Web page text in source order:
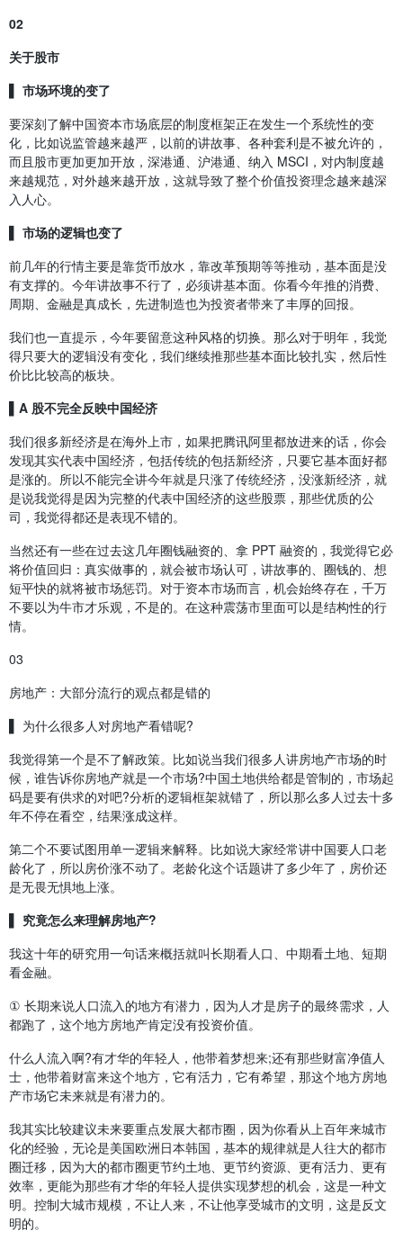
02
关于股市
▌ 市场环境的变了
要深刻了解中国资本市场底层的制度框架正在发生一个系统性的变
化，比如说监管越来越严，以前的讲故事、各种套利是不被允许的，
而且股市更加更加开放，深港通、沪港通、纳入 MSCI，对内制度越
来越规范，对外越来越开放，这就导致了整个价值投资理念越来越深
入人心。
▌ 市场的逻辑也变了
前几年的行情主要是靠货币放水，靠改革预期等等推动，基本面是没
有支撑的。今年讲故事不行了，必须讲基本面。你看今年推的消费、
周期、金融是真成长，先进制造也为投资者带来了丰厚的回报。
我们也一直提示，今年要留意这种风格的切换。那么对于明年，我觉
得只要大的逻辑没有变化，我们继续推那些基本面比较扎实，然后性
价比比较高的板块。
▌A 股不完全反映中国经济
我们很多新经济是在海外上市，如果把腾讯阿里都放进来的话，你会
发现其实代表中国经济，包括传统的包括新经济，只要它基本面好都
是涨的。所以不能完全讲今年就是只涨了传统经济，没涨新经济，就
是说我觉得是因为完整的代表中国经济的这些股票，那些优质的公
司，我觉得都还是表现不错的。
当然还有一些在过去这几年圈钱融资的、拿 PPT 融资的，我觉得它必
将价值回归：真实做事的，就会被市场认可，讲故事的、圈钱的、想
短平快的就将被市场惩罚。对于资本市场而言，机会始终存在，千万
不要以为牛市才乐观，不是的。在这种震荡市里面可以是结构性的行
情。
03
房地产：大部分流行的观点都是错的
▌ 为什么很多人对房地产看错呢?
我觉得第一个是不了解政策。比如说当我们很多人讲房地产市场的时
候，谁告诉你房地产就是一个市场?中国土地供给都是管制的，市场起
码是要有供求的对吧?分析的逻辑框架就错了，所以那么多人过去十多
年不停在看空，结果涨成这样。
第二个不要试图用单一逻辑来解释。比如说大家经常讲中国要人口老
龄化了，所以房价涨不动了。老龄化这个话题讲了多少年了，房价还
是无畏无惧地上涨。
▌ 究竟怎么来理解房地产?
我这十年的研究用一句话来概括就叫长期看人口、中期看土地、短期
看金融。
① 长期来说人口流入的地方有潜力，因为人才是房子的最终需求，人
都跑了，这个地方房地产肯定没有投资价值。
什么人流入啊?有才华的年轻人，他带着梦想来;还有那些财富净值人
士，他带着财富来这个地方，它有活力，它有希望，那这个地方房地
产市场它未来就是有潜力的。
我其实比较建议未来要重点发展大都市圈，因为你看从上百年来城市
化的经验，无论是美国欧洲日本韩国，基本的规律就是人往大的都市
圈迁移，因为大的都市圈更节约土地、更节约资源、更有活力、更有
效率，更能为那些有才华的年轻人提供实现梦想的机会，这是一种文
明。控制大城市规模，不让人来，不让他享受城市的文明，这是反文
明的。